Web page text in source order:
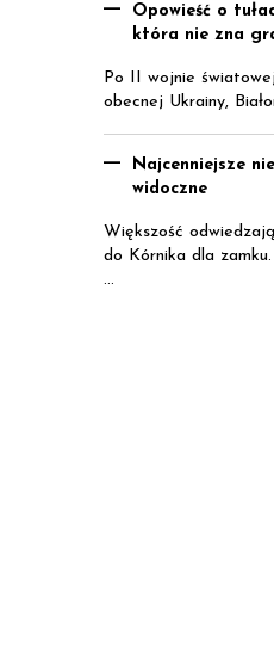
Opowieść o
która nie zna
Po II wojnie
obecnej Ukrainy,
Najcenniejsze
widoczne
Większość
do Kórnika dla
...